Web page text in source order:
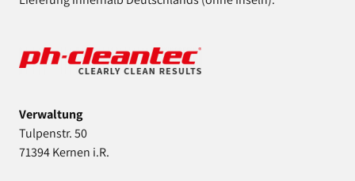
Verwaltung
Tulpenstr. 50
71394 Kernen i.R.